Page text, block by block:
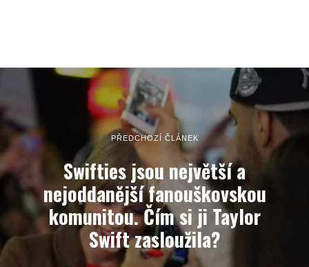
PŘEDCHOZÍ ČLÁNEK
Swifties jsou největší a
nejoddanější fanouškovskou
komunitou. Čím si ji Taylor
Swift zasloužila?